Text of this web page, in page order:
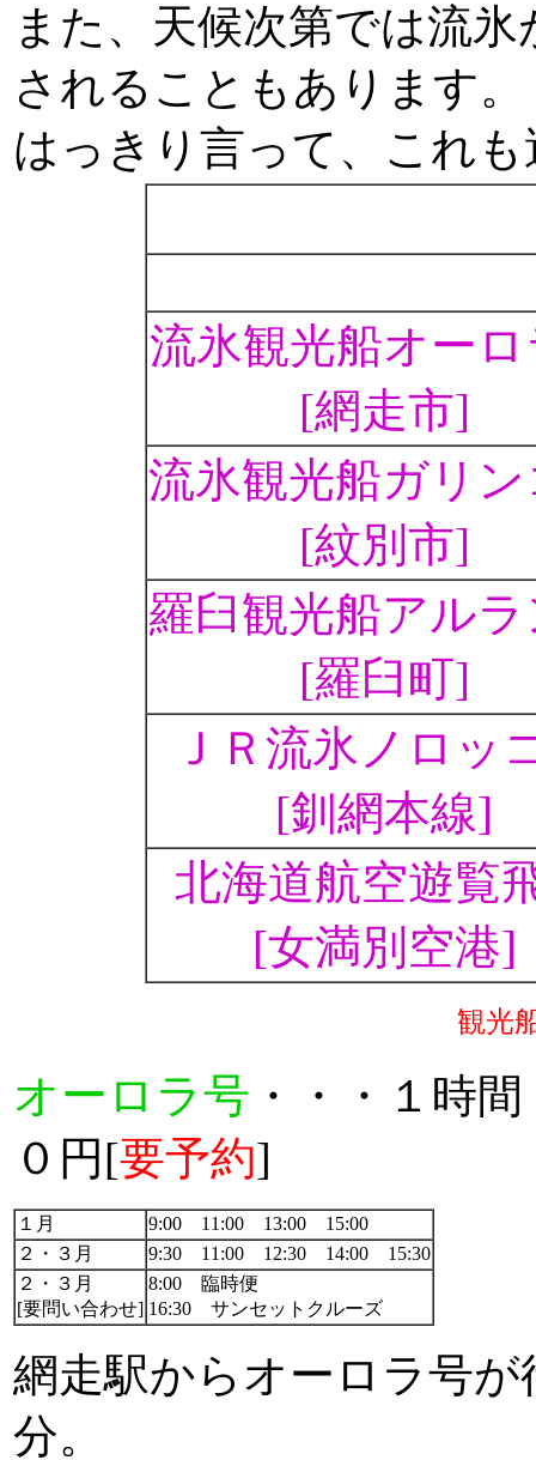
また、天候次第では流
されることもあります。
はっきり言って、これ
流氷観光船オー
[網走市]
流氷観光船ガリ
[紋別市]
羅臼観光船アル
[羅臼町]
ＪＲ流氷ノロッ
[釧網本線]
北海道航空遊覧
[女満別空港]
観光
オーロラ号 ・・・１時
０円[要予約]
１月
9:00 11:00 13:00 15:00
２・３月
9:30 11:00 12:30 14:00 15:30
２・３月
[要問い合わせ]
8:00 臨時便
16:30 サンセットクルーズ
網走駅からオーロラ号
分。